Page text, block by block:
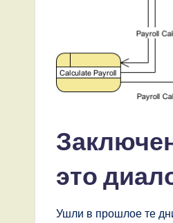
это
Ушли в прошлое те